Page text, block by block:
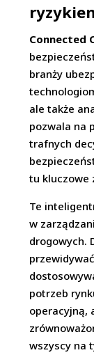
Connected
branży
ale także
pozwala na
trafnych
tu kluczowe
Te
w
drogowych.
potrzeb
operacyjną,
wszyscy na